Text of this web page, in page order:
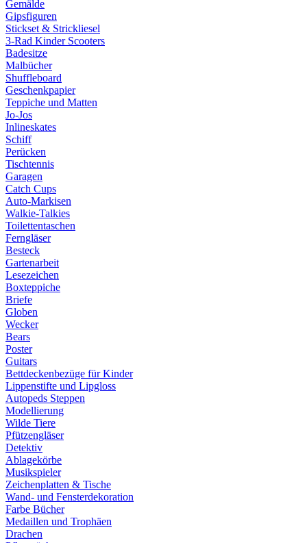
Gemälde
Gipsfiguren
Stickset & Strickliesel
3-Rad Kinder Scooters
Badesitze
Malbücher
Shuffleboard
Geschenkpapier
Teppiche und Matten
Jo-Jos
Inlineskates
Schiff
Perücken
Tischtennis
Garagen
Catch Cups
Auto-Markisen
Walkie-Talkies
Toilettentaschen
Ferngläser
Besteck
Gartenarbeit
Lesezeichen
Boxteppiche
Briefe
Globen
Wecker
Bears
Poster
Guitars
Bettdeckenbezüge für Kinder
Lippenstifte und Lipgloss
Autopeds Steppen
Modellierung
Wilde Tiere
Pfützengläser
Detektiv
Ablagekörbe
Musikspieler
Zeichenplatten & Tische
Wand- und Fensterdekoration
Farbe Bücher
Medaillen und Trophäen
Drachen